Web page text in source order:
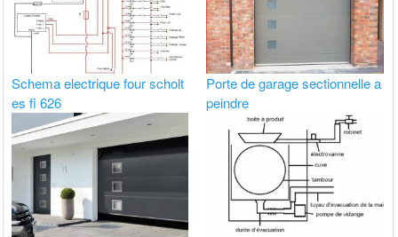
Schema electrique four scholt
es fi 626
Porte de garage sectionnelle a
peindre